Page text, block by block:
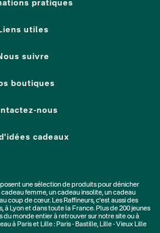
pratiques
utiles
suivre
boutiques
nous
cadeaux
une sélection de produits pour dénicher
cadeau femme, uncadeau insolite, uncadeau
coup de cœur. Les Raffineurs, c'est aussi des
à Lyon et dans toute la France. Plus de200 jeunes
du monde entier à retrouver sur notre site ou à
à Paris et Lille : Paris - Bastille, Lille - Vieux Lille